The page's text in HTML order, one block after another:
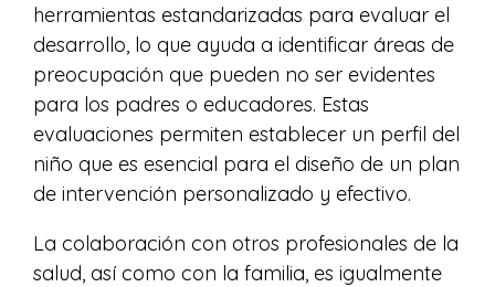
herramientas estandarizadas para evaluar el
desarrollo, lo que ayuda a identificar áreas de
preocupación que pueden no ser evidentes
para los padres o educadores. Estas
evaluaciones permiten establecer un perfil del
niño que es esencial para el diseño de un plan
de intervención personalizado y efectivo.
La colaboración con otros profesionales de la
salud, así como con la familia, es igualmente